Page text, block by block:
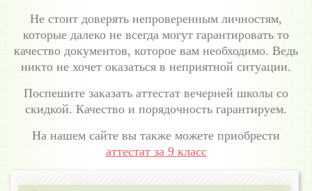
Не стоит доверять непроверенным личностям,
которые далеко не всегда могут гарантировать то
качество документов, которое вам необходимо. Ведь
никто не хочет оказаться в неприятной ситуации.
Поспешите заказать аттестат вечерней школы со
скидкой. Качество и порядочность гарантируем.
На нашем сайте вы также можете приобрести
аттестат за 9 класс